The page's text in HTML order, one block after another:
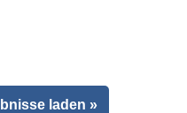
laden »